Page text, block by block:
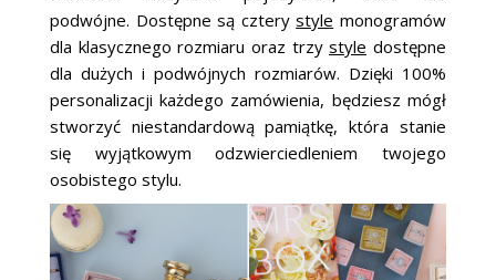
podwójne. Dostępne są czterystyle monogramów
dla klasycznego rozmiaru oraz trzystyle dostępne
dla dużych i podwójnych rozmiarów. Dzięki 100%
personalizacji każdego zamówienia, będziesz mógł
stworzyć niestandardową pamiątkę, która stanie
się wyjątkowym odzwierciedleniem twojego
osobistego stylu.